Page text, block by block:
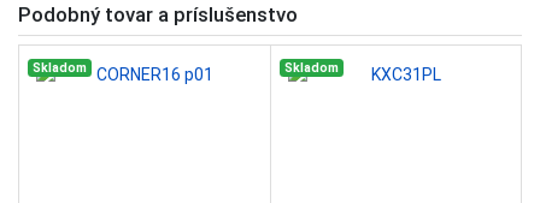
Podobný tovar a príslušenstvo
Skladom Skladom